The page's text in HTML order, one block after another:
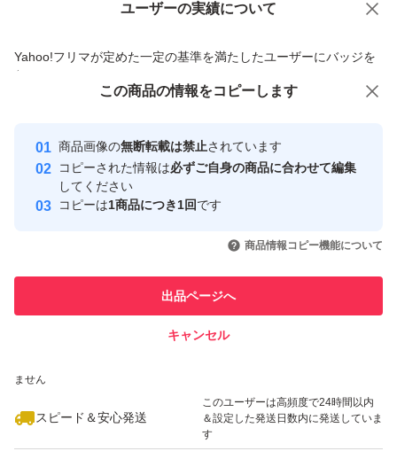
ユーザーの実績について
Yahoo!フリマが定めた一定の基準を満たしたユーザーにバッジを
付与しています
安心取引出品者
心・安全なユーザーです
取引実績
引を完了させた実績があります
での取引実績があります
ません
スピード＆安心発送
このユーザーは高頻度で24時間以内
＆設定した発送日数内に発送していま
す
価格の相談 商品への質問
この商品の情報をコピーします
商品画像の無断転載は禁止されています
コピーされた情報は必ずご自身の商品に合わせて編集
してください
コピーは1商品につき1回です
商品情報コピー機能について
出品ページへ
キャンセル
この商品をみている人にオススメ